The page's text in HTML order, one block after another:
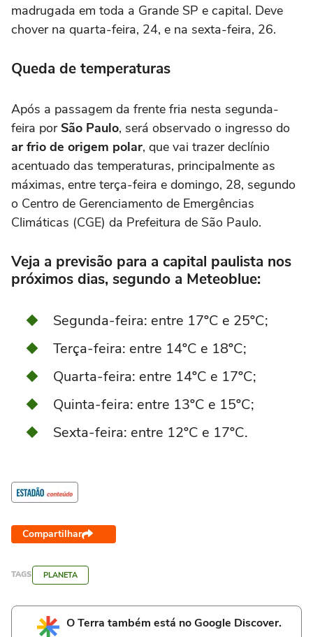
madrugada em toda a Grande SP e capital. Deve
chover na quarta-feira, 24, e na sexta-feira, 26.
Queda de temperaturas
Após a passagem da frente fria nesta segunda-
feira por São Paulo, será observado o ingresso do
ar frio de origem polar, que vai trazer declínio
acentuado das temperaturas, principalmente as
máximas, entre terça-feira e domingo, 28, segundo
o Centro de Gerenciamento de Emergências
Climáticas (CGE) da Prefeitura de São Paulo.
Veja a previsão para a capital paulista nos
próximos dias, segundo a Meteoblue:
Segunda-feira: entre 17ºC e 25ºC;
Terça-feira: entre 14ºC e 18ºC;
Quarta-feira: entre 14ºC e 17ºC;
Quinta-feira: entre 13ºC e 15ºC;
Sexta-feira: entre 12ºC e 17ºC.
Compartilhar
TAGS PLANETA
O Terra também está no Google Discover.